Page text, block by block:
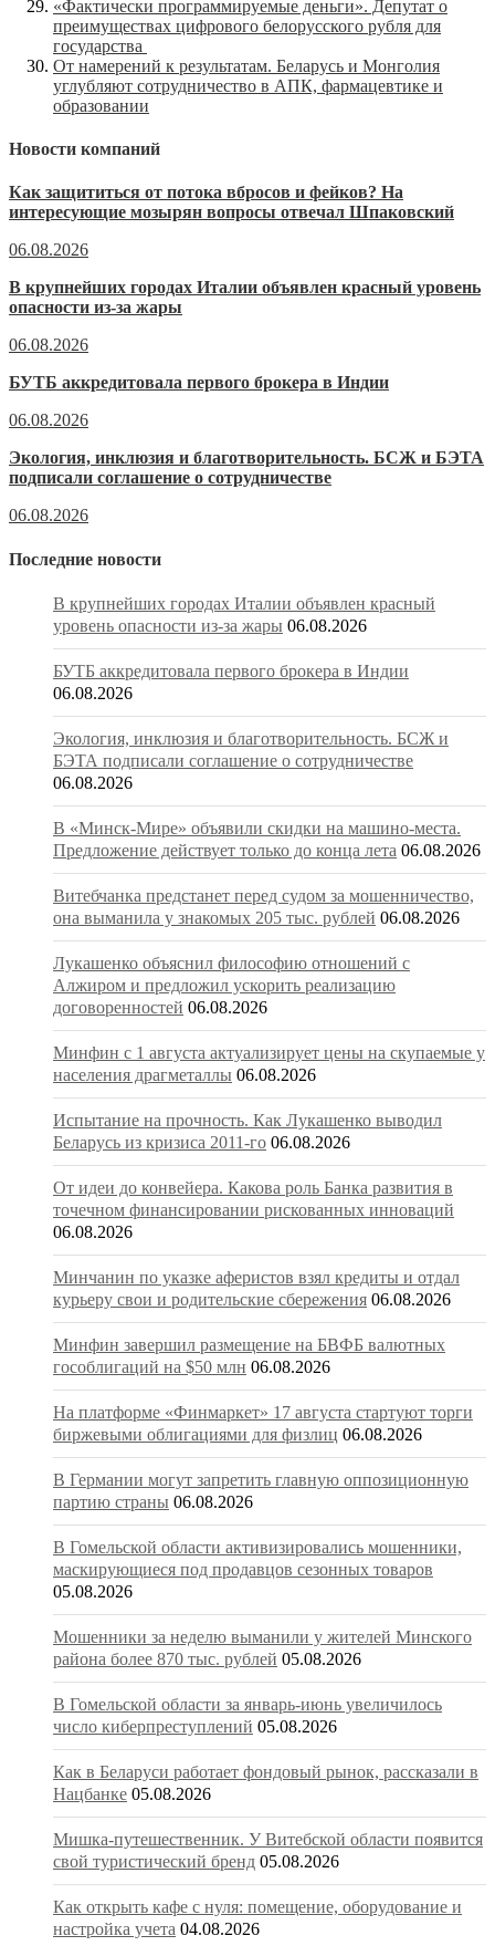
«Фактически программируемые деньги». Депутат о
преимуществах цифрового белорусского рубля для
государства
От намерений к результатам. Беларусь и Монголия
углубляют сотрудничество в АПК, фармацевтике и
образовании
Новости компаний
Как защититься от потока вбросов и фейков? На
интересующие мозырян вопросы отвечал Шпаковский
06.08.2026
В крупнейших городах Италии объявлен красный уровень
опасности из-за жары
06.08.2026
БУТБ аккредитовала первого брокера в Индии
06.08.2026
Экология, инклюзия и благотворительность. БСЖ и БЭТА
подписали соглашение о сотрудничестве
06.08.2026
Последние новости
В крупнейших городах Италии объявлен красный
уровень опасности из-за жары 06.08.2026
БУТБ аккредитовала первого брокера в Индии
06.08.2026
Экология, инклюзия и благотворительность. БСЖ и
БЭТА подписали соглашение о сотрудничестве
06.08.2026
В «Минск-Мире» объявили скидки на машино-места.
Предложение действует только до конца лета 06.08.2026
Витебчанка предстанет перед судом за мошенничество,
она выманила у знакомых 205 тыс. рублей 06.08.2026
Лукашенко объяснил философию отношений с
Алжиром и предложил ускорить реализацию
договоренностей 06.08.2026
Минфин с 1 августа актуализирует цены на скупаемые у
населения драгметаллы 06.08.2026
Испытание на прочность. Как Лукашенко выводил
Беларусь из кризиса 2011-го 06.08.2026
От идеи до конвейера. Какова роль Банка развития в
точечном финансировании рискованных инноваций
06.08.2026
Минчанин по указке аферистов взял кредиты и отдал
курьеру свои и родительские сбережения 06.08.2026
Минфин завершил размещение на БВФБ валютных
гособлигаций на $50 млн 06.08.2026
На платформе «Финмаркет» 17 августа стартуют торги
биржевыми облигациями для физлиц 06.08.2026
В Германии могут запретить главную оппозиционную
партию страны 06.08.2026
В Гомельской области активизировались мошенники,
маскирующиеся под продавцов сезонных товаров
05.08.2026
Мошенники за неделю выманили у жителей Минского
района более 870 тыс. рублей 05.08.2026
В Гомельской области за январь-июнь увеличилось
число киберпреступлений 05.08.2026
Как в Беларуси работает фондовый рынок, рассказали в
Нацбанке 05.08.2026
Мишка-путешественник. У Витебской области появится
свой туристический бренд 05.08.2026
Как открыть кафе с нуля: помещение, оборудование и
настройка учета 04.08.2026